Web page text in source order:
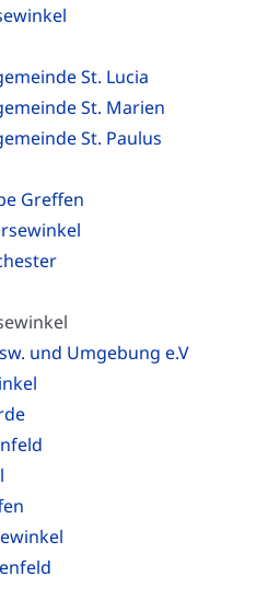
St. Lucia
St. Marien
St. Paulus
Greffen
und Umgebung e.V